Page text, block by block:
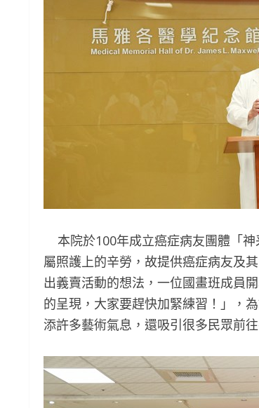
本院於100年成立癌症病友團體「
屬照護上的辛勞，故提供癌症病友及
出義賣活動的想法，一位國畫班成員
的呈現，大家要趕快加緊練習！」，
添許多藝術氣息，還吸引很多民眾前往